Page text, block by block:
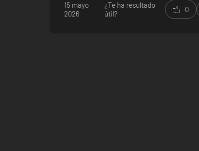
15 mayo
2026
¿Te ha resultado
útil?
0